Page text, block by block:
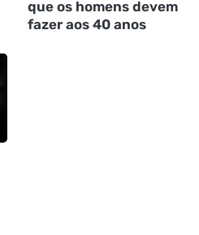
que os homens devem
fazer aos 40 anos